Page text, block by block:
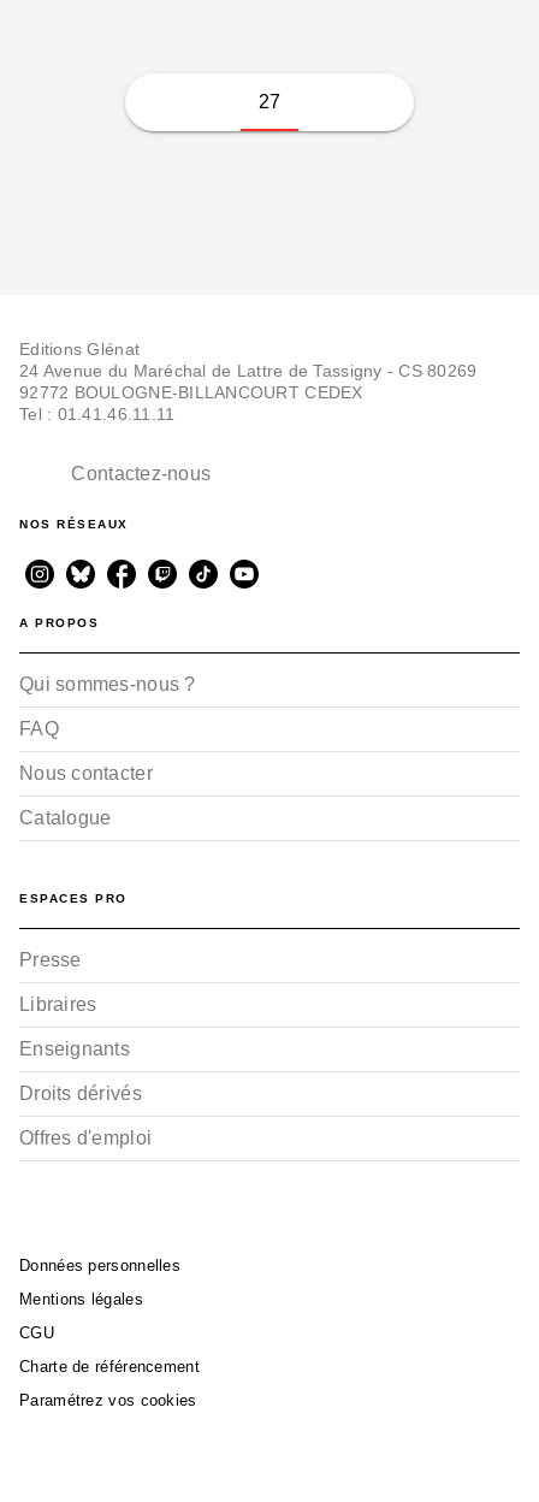
27
Editions Glénat
24 Avenue du Maréchal de Lattre de Tassigny - CS 80269
92772 BOULOGNE-BILLANCOURT CEDEX
Tel : 01.41.46.11.11
Contactez-nous
NOS RÉSEAUX
A PROPOS
Qui sommes-nous ?
FAQ
Nous contacter
Catalogue
ESPACES PRO
Presse
Libraires
Enseignants
Droits dérivés
Offres d'emploi
Données personnelles
Mentions légales
CGU
Charte de référencement
Paramétrez vos cookies